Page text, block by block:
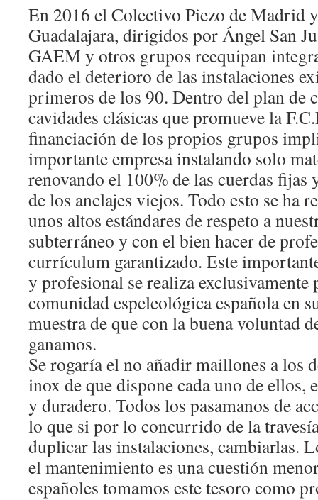
En 2016 el Colectivo Piezo de Madrid
Guadalajara, dirigidos por Ángel San
GAEM y otros grupos reequipan
dado el deterioro de las instalaciones
primeros de los 90. Dentro del plan de
cavidades clásicas que promueve la
financiación de los propios grupos
importante empresa instalando solo
renovando el 100% de las cuerdas
de los anclajes viejos. Todo esto se ha
unos altos estándares de respeto a
subterráneo y con el bien hacer de
currículum garantizado. Este
y profesional se realiza exclusivamente
comunidad espeleológica española en
muestra de que con la buena voluntad
ganamos.
Se rogaría el no añadir maillones a los
inox de que dispone cada uno de ellos,
y duradero. Todos los pasamanos de
lo que si por lo concurrido de la
duplicar las instalaciones, cambiarlas.
el mantenimiento es una cuestión
españoles tomamos este tesoro